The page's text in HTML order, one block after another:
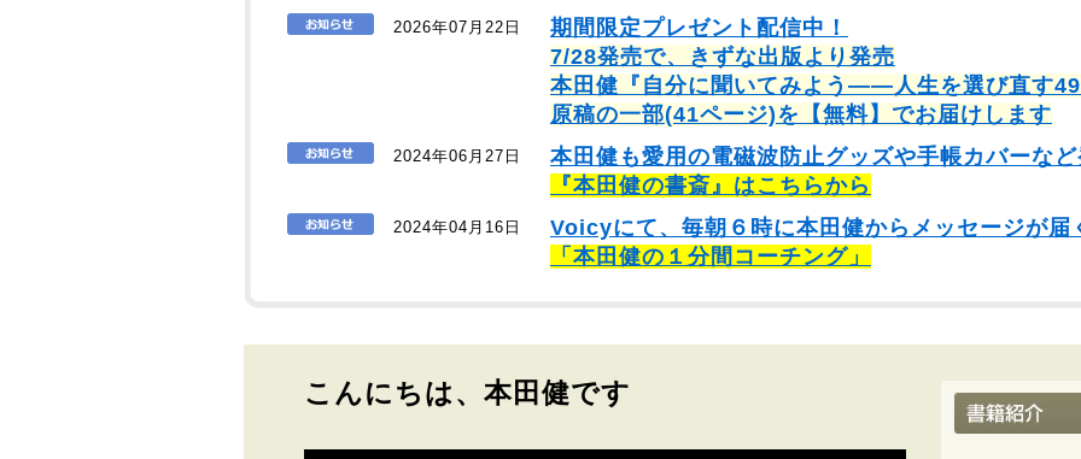
2026年07月22日
期間限定プレゼント配信中！
7/28発売で、きずな出版より発売
本田健『自分に聞いてみよう――人生を選び直す
原稿の一部(41ページ)を【無料】でお届けします
2024年06月27日
本田健も愛用の電磁波防止グッズや手帳カバーな
『本田健の書斎』はこちらから
2024年04月16日
Voicyにて、毎朝６時に本田健からメッセージが届
「本田健の１分間コーチング」
こんにちは、本田健です